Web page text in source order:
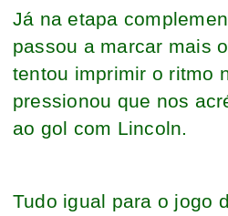
Já na etapa
passou a marcar mais
tentou imprimir o ritmo
pressionou que nos
ao gol com Lincoln.
Tudo igual para o jogo